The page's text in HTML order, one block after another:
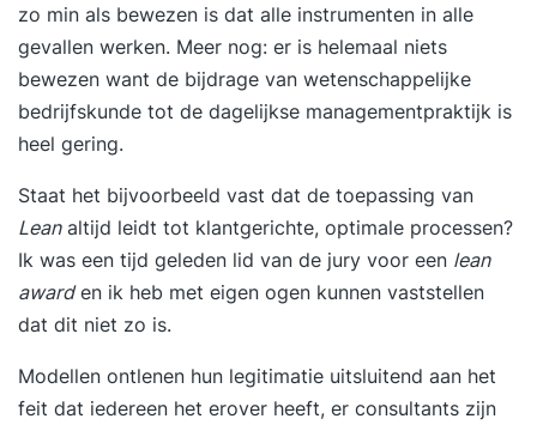
zo min als bewezen is dat alle instrumenten in alle
gevallen werken. Meer nog: er is helemaal niets
bewezen want de bijdrage van wetenschappelijke
bedrijfskunde tot de dagelijkse managementpraktijk is
heel gering.
Staat het bijvoorbeeld vast dat de toepassing van
Leanaltijd leidt tot klantgerichte, optimale processen?
Ik was een tijd geleden lid van de jury voor een lean
awarden ik heb met eigen ogen kunnen vaststellen
dat dit niet zo is.
Modellen ontlenen hun legitimatie uitsluitend aan het
feit dat iedereen het erover heeft, er consultants zijn